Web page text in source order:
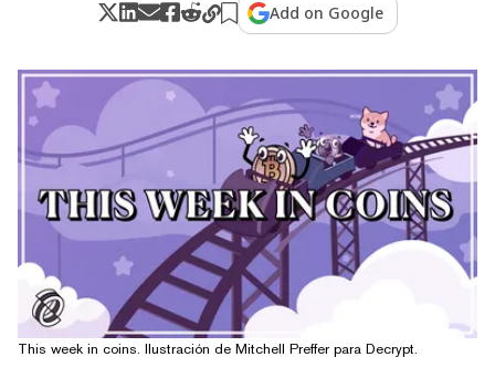
Add on Google
This week in coins. Ilustración de Mitchell Preffer para Decrypt.